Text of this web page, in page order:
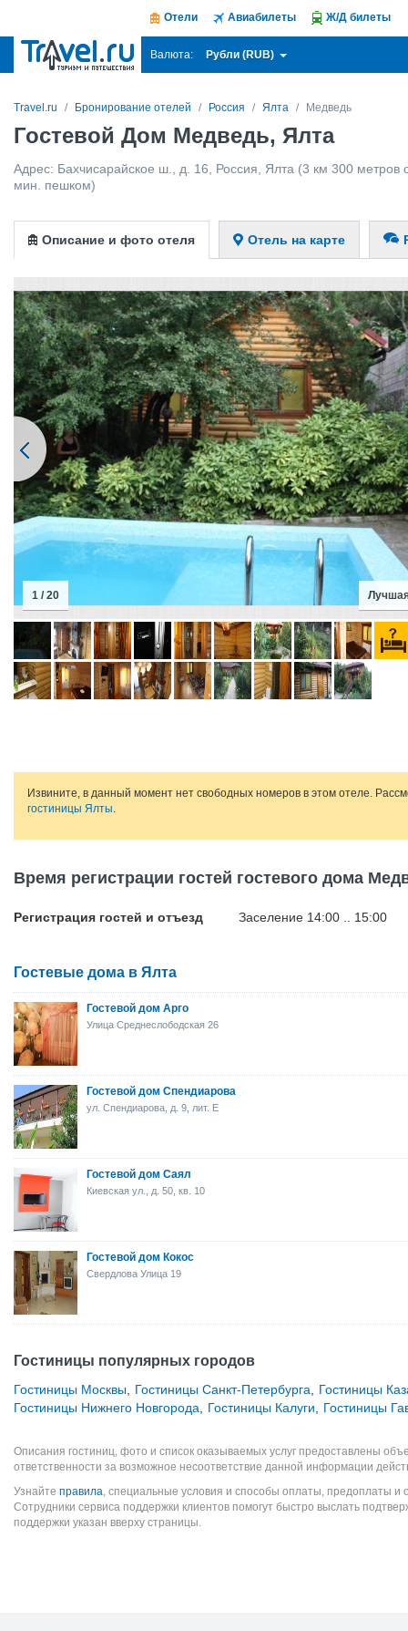
Отели Авиабилеты Ж/Д билеты
Валюта: Рубли (RUB)
Travel.ru Бронирование отелей Россия Ялта Медведь
Гостевой Дом Медведь, Ялта
Адрес: Бахчисарайское ш., д. 16 Россия Ялта (3 км 300 метров
мин. пешком)
Описание и фото отеля Отель на карте
1 / 20
Извините, в данный момент нет свободных номеров в этом отеле.
гостиницы Ялты.
Время регистрации гостей гостевого дома
Регистрация гостей и отъезд Заселение 14:00 .. 15:00
Гостевые дома в Ялта
Гостевой дом Арго
Улица Среднеслободская 26
Гостевой дом Спендиарова
ул. Спендиарова, д. 9, лит. Е
Гостевой дом Саял
Киевская ул., д. 50, кв. 10
Гостевой дом Кокос
Свердлова Улица 19
Гостиницы популярных городов
Гостиницы Москвы Гостиницы Санкт-Петербурга
Гостиницы
Гостиницы Нижнего Новгорода
Гостиницы Калуги Гостиницы
Описания гостиниц, фото и список оказываемых услуг предоставлены
ответственности за возможное несоответствие данной информации
Узнайте правила, специальные условия и способы оплаты, предоплаты и
Сотрудники сервиса поддержки клиентов помогут быстро выслать
поддержки указан вверху страницы.